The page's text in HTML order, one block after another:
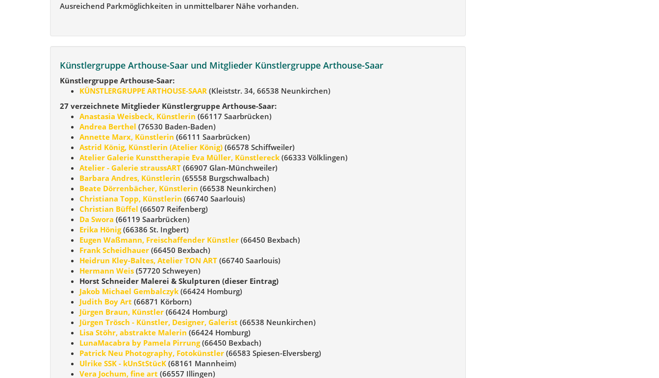
Ausreichend Parkmöglichkeiten in unmittelbarer Nähe vorhanden.
Künstlergruppe Arthouse-Saar und Mitglieder Künstlergruppe Arthouse-Saar
Künstlergruppe Arthouse-Saar:
KÜNSTLERGRUPPE ARTHOUSE-SAAR (Kleiststr. 34, 66538 Neunkirchen)
27 verzeichnete Mitglieder Künstlergruppe Arthouse-Saar:
Anastasia Weisbeck, Künstlerin (66117 Saarbrücken)
Andrea Berthel (76530 Baden-Baden)
Annette Marx, Künstlerin (66111 Saarbrücken)
Astrid König, Künstlerin (Atelier König) (66578 Schiffweiler)
Atelier Galerie Kunsttherapie Eva Müller, Künstlereck (66333 Völklingen)
Atelier - Galerie straussART (66907 Glan-Münchweiler)
Barbara Andres, Künstlerin (65558 Burgschwalbach)
Beate Dörrenbächer, Künstlerin (66538 Neunkirchen)
Christiana Topp, Künstlerin (66740 Saarlouis)
Christian Büffel (66507 Reifenberg)
Da Swora (66119 Saarbrücken)
Erika Hönig(66386 St. Ingbert)
Eugen Waßmann, Freischaffender Künstler (66450 Bexbach)
Frank Scheidhauer (66450 Bexbach)
Heidrun Kley-Baltes, Atelier TON ART (66740 Saarlouis)
Hermann Weis (57720 Schweyen)
Horst Schneider Malerei & Skulpturen (dieser Eintrag)
Jakob Michael Gembalczyk (66424 Homburg)
Judith Boy Art (66871 Körborn)
Jürgen Braun, Künstler (66424 Homburg)
Jürgen Trösch - Künstler, Designer, Galerist (66538 Neunkirchen)
Lisa Stöhr, abstrakte Malerin (66424 Homburg)
LunaMacabra by Pamela Pirrung(66450 Bexbach)
Patrick Neu Photography, Fotokünstler (66583 Spiesen-Elversberg)
Ulrike SSK - kUnStStücK (68161 Mannheim)
Vera Jochum, fine art (66557 Illingen)